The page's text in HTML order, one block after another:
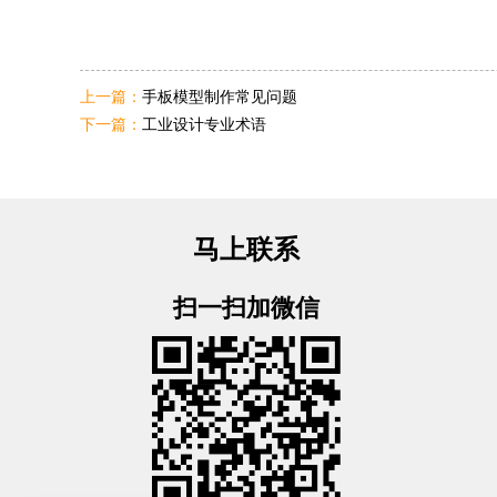
上一篇： 手板模型制作常见问题
下一篇： 工业设计专业术语
马上联系
扫一扫加微信